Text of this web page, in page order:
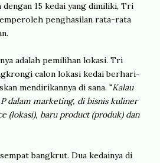
dengan 15 kedai yang dimiliki, Tri
penghasilan rata-rata
adalah pemilihan lokasi. Tri
calon lokasi kedai berhari-
mendirikannya di sana. "Kalau
dalam marketing, di bisnis kuliner
(lokasi), baru product (produk) dan
bangkrut. Dua kedainya di